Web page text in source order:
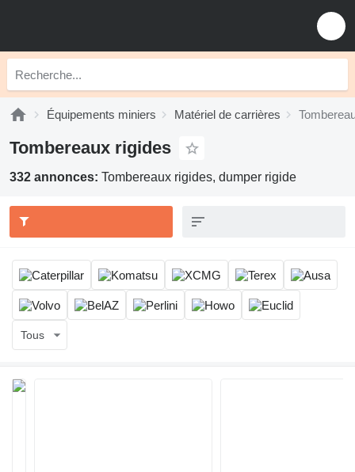
Équipements miniers Matériel de carrières
Tombereaux rigides
332 annonces: Tombereaux rigides, dumper rigide
Tous